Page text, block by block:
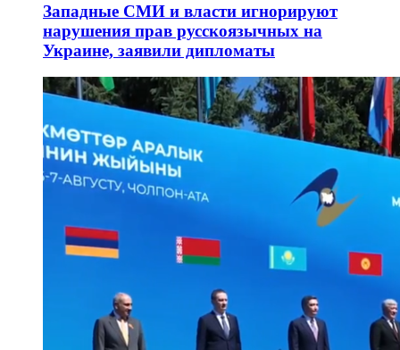
Западные СМИ и власти игнорируют
нарушения прав русскоязычных на
Украине, заявили дипломаты